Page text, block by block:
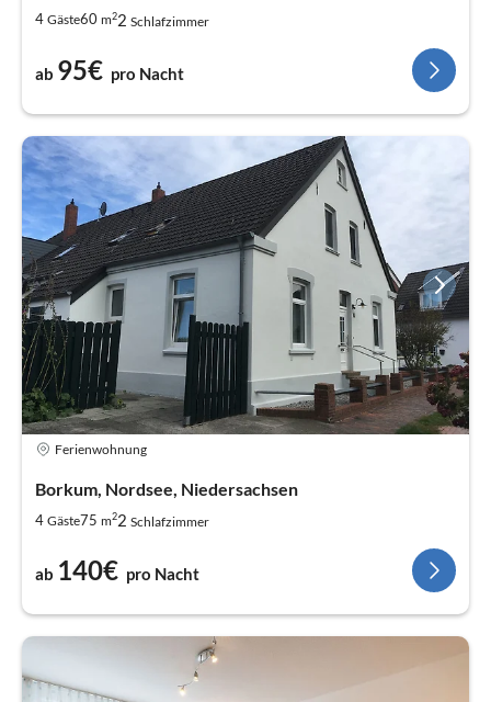
4 Gäste60 m22 Schlafzimmer
ab 95€ pro Nacht
Ferienwohnung
Borkum, Nordsee, Niedersachsen
4 Gäste75 m22 Schlafzimmer
ab 140€ pro Nacht